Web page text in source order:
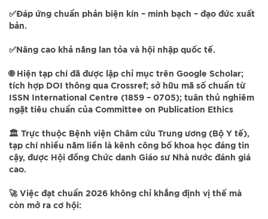
✅️Đáp ứng chuẩn phản biện kín – minh bạch – đạo đức xuất
bản.
✅️Nâng cao khả năng lan tỏa và hội nhập quốc tế.
🌐 Hiện tạp chí đã được lập chỉ mục trên Google Scholar;
tích hợp DOI thông qua Crossref; sở hữu mã số chuẩn từ
ISSN International Centre (1859 – 0705); tuân thủ nghiêm
ngặt tiêu chuẩn của Committee on Publication Ethics
🏛 Trực thuộc Bệnh viện Châm cứu Trung ương (Bộ Y tế),
tạp chí nhiều năm liền là kênh công bố khoa học đáng tin
cậy, được Hội đồng Chức danh Giáo sư Nhà nước đánh giá
cao.
🚀 Việc đạt chuẩn 2026 không chỉ khẳng định vị thế mà
còn mở ra cơ hội: